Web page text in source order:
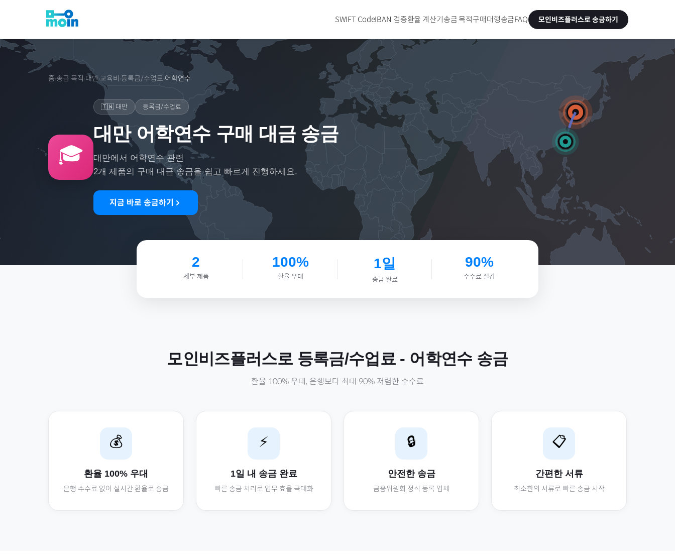
SWIFT CodeIBAN 검증환율 계산기송금 목적구매대행송금FAQ 모인비즈플러스로 송금하기
홈›송금 목적 ›대만›교육비 ›등록금/수업료›어학연수
🎓
🇹🇼 대만 등록금/수업료
대만 어학연수 구매 대금 송금
대만에서 어학연수관련
2개 제품의 구매 대금 송금을 쉽고 빠르게 진행하세요.
지금 바로 송금하기
2
세부 제품
100%
환율 우대
1일
송금 완료
90%
수수료 절감
모인비즈플러스로 등록금/수업료 - 어학연수 송금
환율 100% 우대, 은행보다 최대 90% 저렴한 수수료
💰
환율 100% 우대
은행 수수료 없이 실시간 환율로 송금
⚡
1일 내 송금 완료
빠른 송금 처리로 업무 효율 극대화
🔒
안전한 송금
금융위원회 정식 등록 업체
📋
간편한 서류
최소한의 서류로 빠른 송금 시작